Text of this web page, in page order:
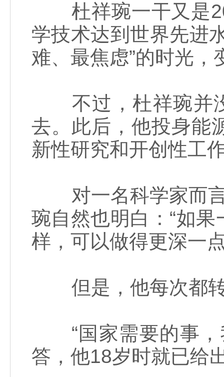
杜祥琬一干又是20
学技术达到世界先进
难、最焦虑”的时光，
不过，杜祥琬并没
去。此后，他投身能
新性研究和开创性工
对一名科学家而言
琬自然也明白：“如
样，可以做得更深一
但是，他每次都转
“国家需要的事，
答，他18岁时就已给